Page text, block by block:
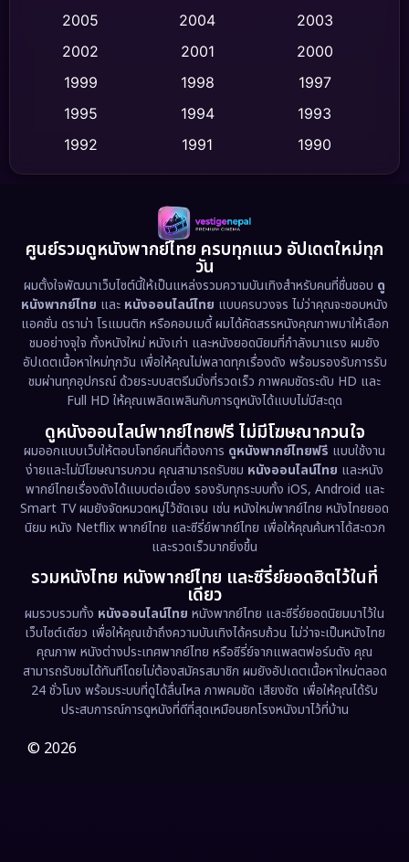
Cult Film
Dance เต้น (10)
Detective สืบสวน (62)
Disaster (13)
Disney+ (5)
Documentary สารคดี (94)
Drama ดราม่า (1,513)
Dystopian (17)
Emotional (61)
Epic มหากาพย์ (227)
Erotic (36)
Family ครอบครัว (375)
Fantasy จินตนาการ (338)
Fiction (9)
Film (57)
Gothic
2005
2004
2003
2002
2001
2000
1999
1998
1997
1995
1994
1993
1992
1991
1990
1989
1988
1986
1983
1978
1974
1962
ศูนย์รวมดูหนังพากย์ไทย ครบทุกแนว อัปเดตใหม่ทุก
วัน
ผมตั้งใจพัฒนาเว็บไซต์นี้ให้เป็นแหล่งรวมความบันเทิงสำหรับคนที่ชื่นชอบ ดู
หนังพากย์ไทย และ หนังออนไลน์ไทย แบบครบวงจร ไม่ว่าคุณจะชอบหนัง
แอคชั่น ดราม่า โรแมนติก หรือคอมเมดี้ ผมได้คัดสรรหนังคุณภาพมาให้เลือก
ชมอย่างจุใจ ทั้งหนังใหม่ หนังเก่า และหนังยอดนิยมที่กำลังมาแรง ผมยัง
อัปเดตเนื้อหาใหม่ทุกวัน เพื่อให้คุณไม่พลาดทุกเรื่องดัง พร้อมรองรับการรับ
ชมผ่านทุกอุปกรณ์ ด้วยระบบสตรีมมิ่งที่รวดเร็ว ภาพคมชัดระดับ HD และ
Full HD ให้คุณเพลิดเพลินกับการดูหนังได้แบบไม่มีสะดุด
ดูหนังออนไลน์พากย์ไทยฟรี ไม่มีโฆษณากวนใจ
ผมออกแบบเว็บให้ตอบโจทย์คนที่ต้องการ ดูหนังพากย์ไทยฟรี แบบใช้งาน
ง่ายและไม่มีโฆษณารบกวน คุณสามารถรับชม หนังออนไลน์ไทย และหนัง
พากย์ไทยเรื่องดังได้แบบต่อเนื่อง รองรับทุกระบบทั้ง iOS, Android และ
Smart TV ผมยังจัดหมวดหมู่ไว้ชัดเจน เช่น หนังใหม่พากย์ไทย หนังไทยยอด
นิยม หนัง Netflix พากย์ไทย และซีรี่ย์พากย์ไทย เพื่อให้คุณค้นหาได้สะดวก
และรวดเร็วมากยิ่งขึ้น
รวมหนังไทย หนังพากย์ไทย และซีรี่ย์ยอดฮิตไว้ในที่
เดียว
ผมรวบรวมทั้ง หนังออนไลน์ไทย หนังพากย์ไทย และซีรี่ย์ยอดนิยมมาไว้ใน
เว็บไซต์เดียว เพื่อให้คุณเข้าถึงความบันเทิงได้ครบถ้วน ไม่ว่าจะเป็นหนังไทย
คุณภาพ หนังต่างประเทศพากย์ไทย หรือซีรี่ย์จากแพลตฟอร์มดัง คุณ
สามารถรับชมได้ทันทีโดยไม่ต้องสมัครสมาชิก ผมยังอัปเดตเนื้อหาใหม่ตลอด
24 ชั่วโมง พร้อมระบบที่ดูได้ลื่นไหล ภาพคมชัด เสียงชัด เพื่อให้คุณได้รับ
ประสบการณ์การดูหนังที่ดีที่สุดเหมือนยกโรงหนังมาไว้ที่บ้าน
© 2026